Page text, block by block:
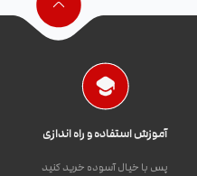
آموزش استفاده و راه اندازی
پس با خیال آسوده خرید کنید